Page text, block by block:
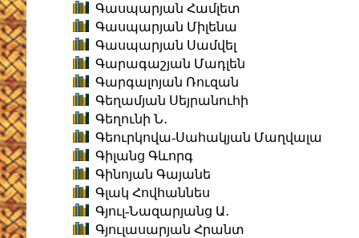
Գասպարյան Համլետ
Գասպարյան Միլենա
Գասպարյան Սամվել
Գարագաշյան Մադլեն
Գարգալոյան Ռուզան
Գեղամյան Սեյրանուհի
Գեղունի Ն․
Գեուրկովա-Սահակյան Մաղվալա
Գիլանց Գևորգ
Գինոյան Գայանե
Գլակ Հովհաննես
Գյուլ-Նազարյանց Ա․
Գյուլասարյան Հրանտ